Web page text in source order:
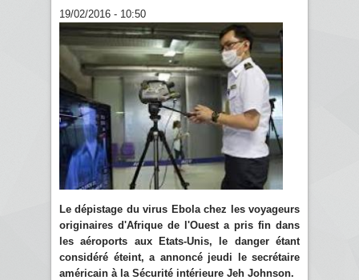
19/02/2016 - 10:50
Le dépistage du virus Ebola chez les voyageurs
originaires d'Afrique de l'Ouest a pris fin dans
les aéroports aux Etats-Unis, le danger étant
considéré éteint, a annoncé jeudi le secrétaire
américain à la Sécurité intérieure Jeh Johnson.